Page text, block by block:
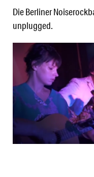
Die Berliner
unplugged.